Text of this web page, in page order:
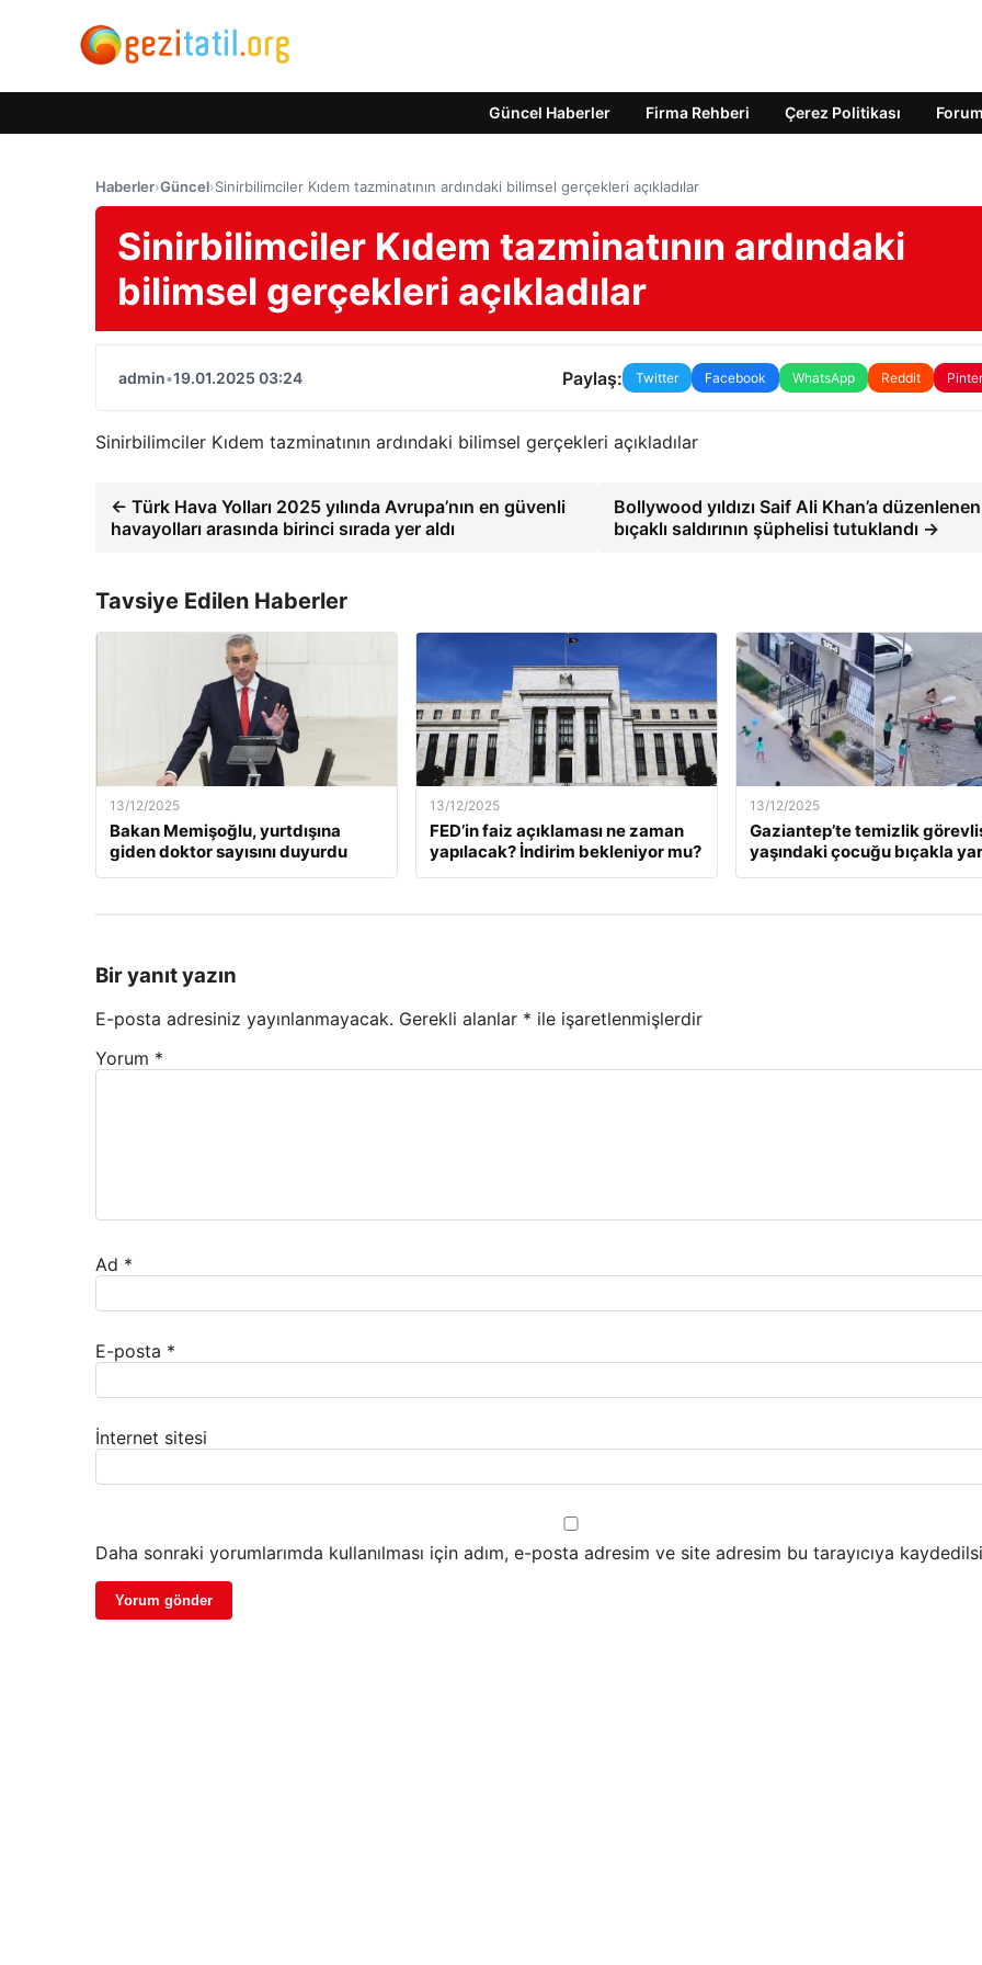
Güncel Haberler Firma Rehberi Çerez Politikası Forum
Haberler›Güncel›Sinirbilimciler Kıdem tazminatının ardındaki bilimsel gerçekleri açıkladılar
Sinirbilimciler Kıdem tazminatının ardındaki
bilimsel gerçekleri açıkladılar
admin•19.01.2025 03:24 Paylaş: Twitter Facebook WhatsApp Reddit
Sinirbilimciler Kıdem tazminatının ardındaki bilimsel gerçekleri açıkladılar
← Türk Hava Yolları 2025 yılında Avrupa’nın en güvenli
havayolları arasında birinci sırada yer aldı
Bollywood yıldızı Saif Ali Khan’a düzenlenen
bıçaklı saldırının şüphelisi tutuklandı →
Tavsiye Edilen Haberler
13/12/2025
Bakan Memişoğlu, yurtdışına
giden doktor sayısını duyurdu
13/12/2025
FED’in faiz açıklaması ne zaman
yapılacak? İndirim bekleniyor mu?
13/12/2025
Gaziantep’te temizlik
yaşındaki çocuğu bıçakla
Bir yanıt yazın
E-posta adresiniz yayınlanmayacak. Gerekli alanlar * ile işaretlenmişlerdir
Yorum *
Ad *
E-posta *
İnternet sitesi
Daha sonraki yorumlarımda kullanılması için adım, e-posta adresim ve site adresim bu tarayıcıya